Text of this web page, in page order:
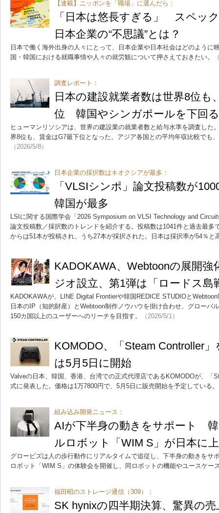
【連載】ニッポンを「職場」に選んだら：
「日本は悠長すぎる」 スペッ
日本企業の“不思議”とは？
日本で働く海外出身の人々にとって、日本企業や日本社会はどのように
国・韓国における就職事情や人々の就労観について押さえておきたい。
調査レポート：
日本の建設就業者数は世界8位も
位 韓国やシンガポールを下回る
ヒューマンリソシアは、世界の建設業の就業者数と給与水準を調査した
界8位も、賃金はG7最下位となった。アジア各国との平均年収比較でも
（2026/5/8）
日本企業の採択数はキオクシアが最多：
「VLSIシンポ」論文投稿数が
韓国が最多
LSIに関する国際学会「2026 Symposium on VLSI Technology and
論文投稿数／採択数のトレンドを紹介する。投稿数は1041件と過去最多
からは51本が投稿され、うち27本が採択された。日本は採択率が54％と
KADOKAWA、Webtoonの展開
ジオ設立、第1弾は「ロードス島
KADOKAWAが、LINE Digital Frontierや韓国REDICE STUDIOと
日本のIP（知的財産）とWebtoon制作ノウハウを掛け合わせ、グローバ
150カ国以上のユーザーへのリーチを目指す。
（2026/5/1）
KOMODO、「Steam Controller
は5月5日に開始
Valveの日本、韓国、香港、台湾での正式代理店であるKOMODOが、「
式に発表した。価格は1万7800円で、5月5日に販売開始を予定している。
組み込み開発ニュース：
AIが下半身の動きをサポート
ルロボット「WIM S」が日本に
グロービズは人の歩行動作にリアルタイムで追従し、下半身の動きをサ
ロボット「WIM S」の体験会を開催し、同ロボットの機能やユースケー
福田昭のストレージ通信（309）：
SK hynixの四半期決算、驚異の